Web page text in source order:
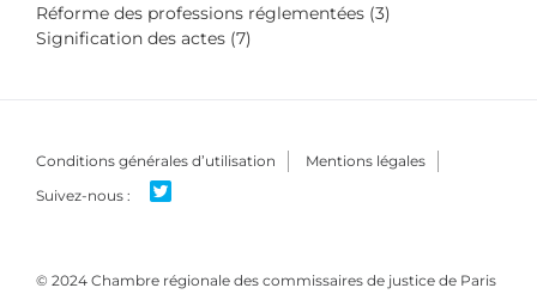
Réforme des professions réglementées (3)
Signification des actes (7)
Conditions générales d’utilisation Mentions légales
© 2024 Chambre régionale des commissaires de justice de Paris